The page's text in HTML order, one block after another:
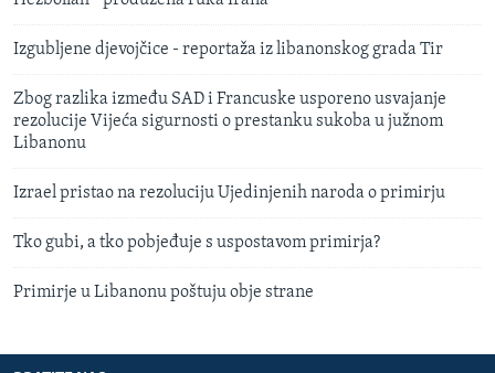
Izgubljene djevojčice - reportaža iz libanonskog grada Tir
Zbog razlika između SAD i Francuske usporeno usvajanje
rezolucije Vijeća sigurnosti o prestanku sukoba u južnom
Libanonu
Izrael pristao na rezoluciju Ujedinjenih naroda o primirju
Tko gubi, a tko pobjeđuje s uspostavom primirja?
Primirje u Libanonu poštuju obje strane